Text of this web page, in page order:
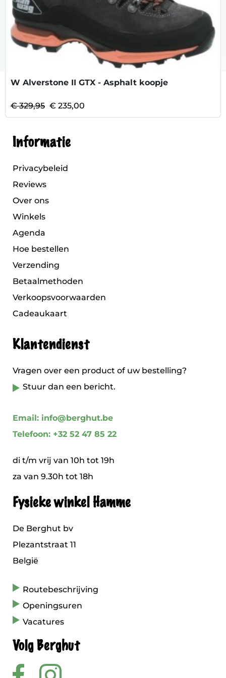
W Alverstone II GTX - Asphalt koopje
€ 329,95 € 235,00
Informatie
Privacybeleid
Reviews
Over ons
Winkels
Agenda
Hoe bestellen
Verzending
Betaalmethoden
Verkoopsvoorwaarden
Cadeaukaart
Klantendienst
Vragen over een product of uw bestelling?
Stuur dan een bericht.
Email: info@berghut.be
Telefoon: +32 52 47 85 22
di t/m vrij van 10h tot 19h
za van 9.30h tot 18h
Fysieke winkel Hamme
De Berghut bv
Plezantstraat 11
België
Routebeschrijving
Openingsuren
Vacatures
Volg Berghut